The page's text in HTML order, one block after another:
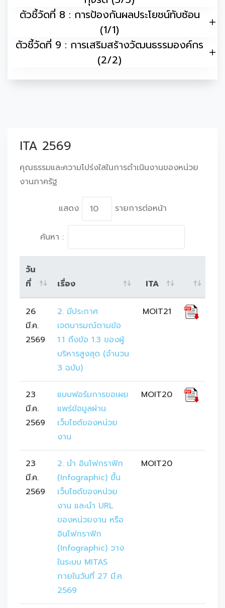
ตัวชี้วัดที่ 8 : การป้องกันผลประโยชน์ทับซ้อน
(1/1)
ตัวชี้วัดที่ 9 : การเสริมสร้างวัฒนธรรมองค์กร
(2/2)
ITA 2569
คุณธรรมและความโปร่งใสในการดำเนินงานของหน่วย
งานภาครัฐ
แสดง รายการต่อหน้า
ค้นหา :
วัน
ที่
เรื่อง ITA
26
มี.ค.
2569
2. มีประกาศ
เจตนารมณ์ตามข้อ
1.1 ถึงข้อ 1.3 ของผู้
บริหารสูงสุด (จำนวน
3 ฉบับ)
MOIT21
23
มี.ค.
2569
แบบฟอร์มการขอเผย
แพร่ข้อมูลผ่าน
เว็บไซต์ของหน่วย
งาน
MOIT20
23
มี.ค.
2569
2. นำ อินโฟกราฟิก
(Infographic) ขึ้น
เว็บไซต์ของหน่วย
งาน และนำ URL
ของหน่วยงาน หรือ
อินโฟกราฟิก
(Infographic) วาง
ในระบบ MITAS
ภายในวันที่ 27 มี.ค.
2569
MOIT20